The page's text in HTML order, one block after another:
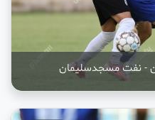
- نفت مسجدسلیمان